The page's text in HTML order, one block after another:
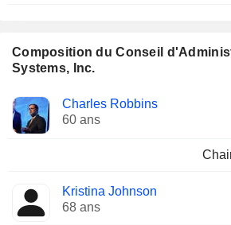
Composition du Conseil
Systems, Inc.
Administrateur Comités
Charles Robbins
60 ans
Kristina Johnson
68 ans